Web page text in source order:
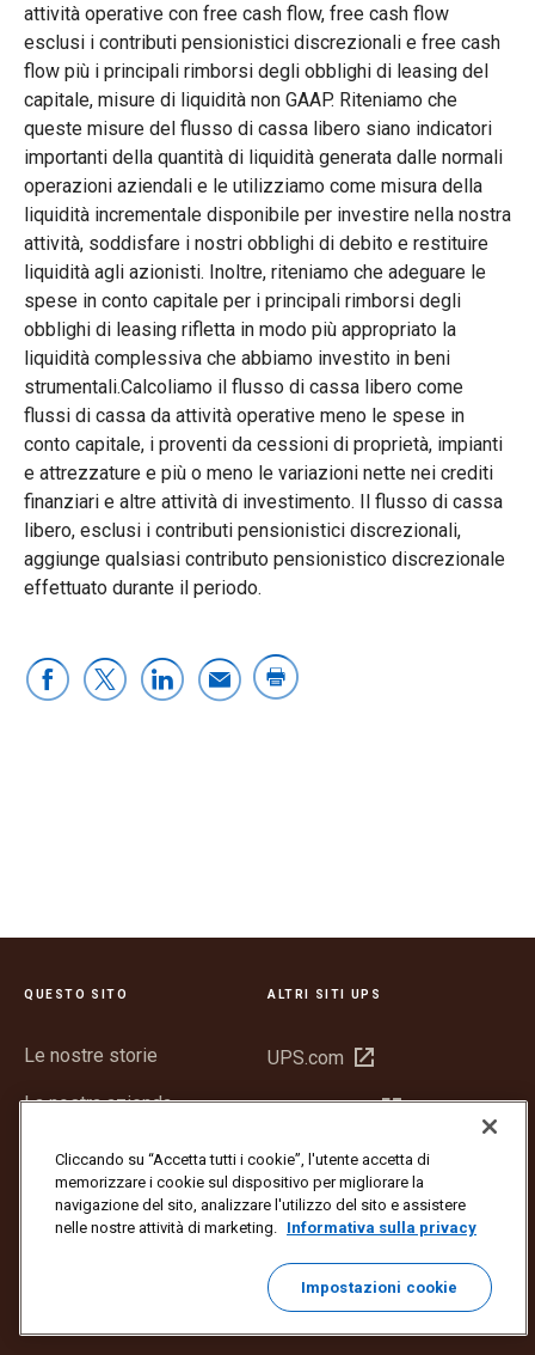
attività operative con free cash flow, free cash flow
esclusi i contributi pensionistici discrezionali e free cash
flow più i principali rimborsi degli obblighi di leasing del
capitale, misure di liquidità non GAAP. Riteniamo che
queste misure del flusso di cassa libero siano indicatori
importanti della quantità di liquidità generata dalle normali
operazioni aziendali e le utilizziamo come misura della
liquidità incrementale disponibile per investire nella nostra
attività, soddisfare i nostri obblighi di debito e restituire
liquidità agli azionisti. Inoltre, riteniamo che adeguare le
spese in conto capitale per i principali rimborsi degli
obblighi di leasing rifletta in modo più appropriato la
liquidità complessiva che abbiamo investito in beni
strumentali.Calcoliamo il flusso di cassa libero come
flussi di cassa da attività operative meno le spese in
conto capitale, i proventi da cessioni di proprietà, impianti
e attrezzature e più o meno le variazioni nette nei crediti
finanziari e altre attività di investimento. Il flusso di cassa
libero, esclusi i contributi pensionistici discrezionali,
aggiunge qualsiasi contributo pensionistico discrezionale
effettuato durante il periodo.
QUESTO SITO
Le nostre storie
La nostra azienda
Il nostro impatto
Investitori
ALTRI SITI UPS
UPS.com Apri
finestra
UPSers.comApri
una
nuova
finestra
Cliccando su “Accetta tutti i cookie”, l'utente accetta di
memorizzare i cookie sul dispositivo per migliorare la
navigazione del sito, analizzare l'utilizzo del sito e assistere
nelle nostre attività di marketing. Informativa sulla privacy
Impostazioni cookie